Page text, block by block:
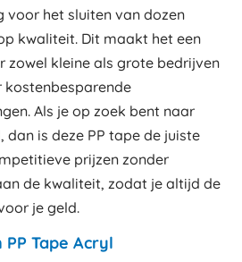
voor het sluiten van dozen
kwaliteit. Dit maakt het een
zowel kleine als grote bedrijven
kostenbesparende
Als je op zoek bent naar
is deze PP tape de juiste
prijzen zonder
de kwaliteit, zodat je altijd de
je geld.
Tape Acryl